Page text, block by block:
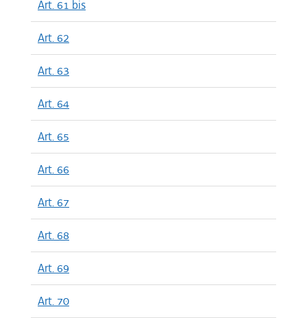
Art. 61 bis
Art. 62
Art. 63
Art. 64
Art. 65
Art. 66
Art. 67
Art. 68
Art. 69
Art. 70